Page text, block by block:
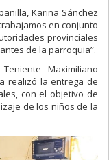
Karina Sánchez
en conjunto
provinciales
de la parroquia”.
Maximiliano
realizó la entrega de
con el objetivo de
de los niños de la